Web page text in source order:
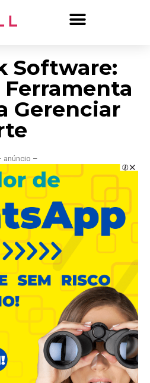
Software:
Ferramenta
Gerenciar
anúncio –